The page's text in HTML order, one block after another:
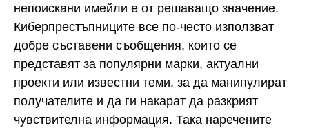
непоискани имейли е от решаващо значение.
Киберпрестъпниците все по-често използват
добре съставени съобщения, които се
представят за популярни марки, актуални
проекти или известни теми, за да манипулират
получателите и да ги накарат да разкрият
чувствителна информация. Така наречените